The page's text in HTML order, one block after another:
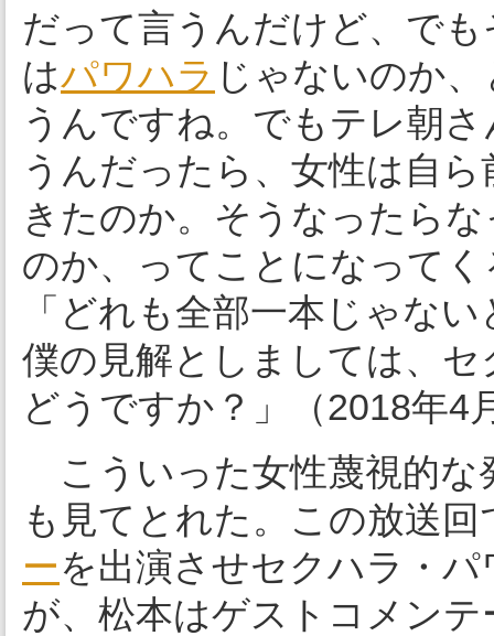
だって言うんだけど、で
はパワハラ じゃないのか
うんですね。でもテレ朝
うんだったら、女性は自
きたのか。そうなったら
のか、ってことになって
「どれも全部一本じゃな
僕の見解としましては、
どうですか？」（2018年4
こういった女性蔑視的な
も見てとれた。この放送回
ーを出演させセクハラ・
が、松本はゲストコメン